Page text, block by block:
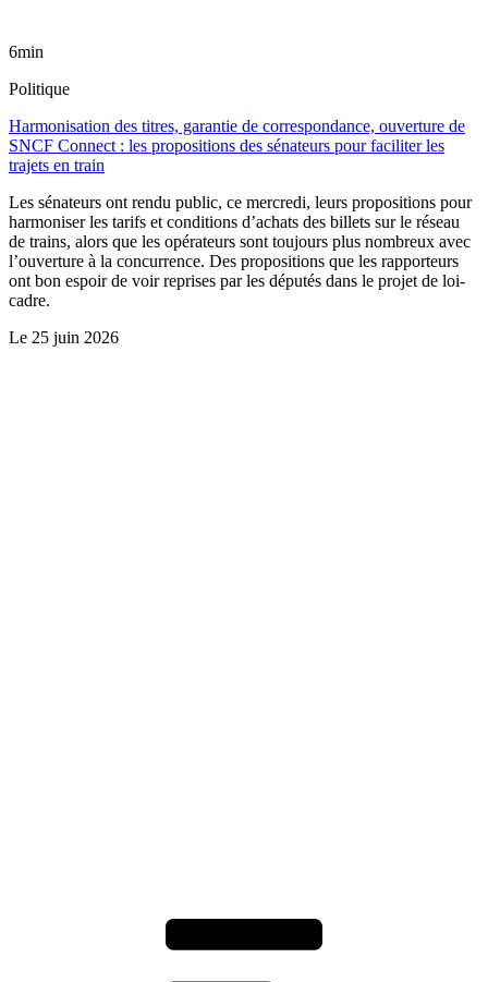
6min
Politique
Harmonisation des titres, garantie de correspondance, ouverture de
SNCF Connect : les propositions des sénateurs pour faciliter les
trajets en train
Les sénateurs ont rendu public, ce mercredi, leurs propositions pour
harmoniser les tarifs et conditions d’achats des billets sur le réseau
de trains, alors que les opérateurs sont toujours plus nombreux avec
l’ouverture à la concurrence. Des propositions que les rapporteurs
ont bon espoir de voir reprises par les députés dans le projet de loi-
cadre.
Le 25 juin 2026